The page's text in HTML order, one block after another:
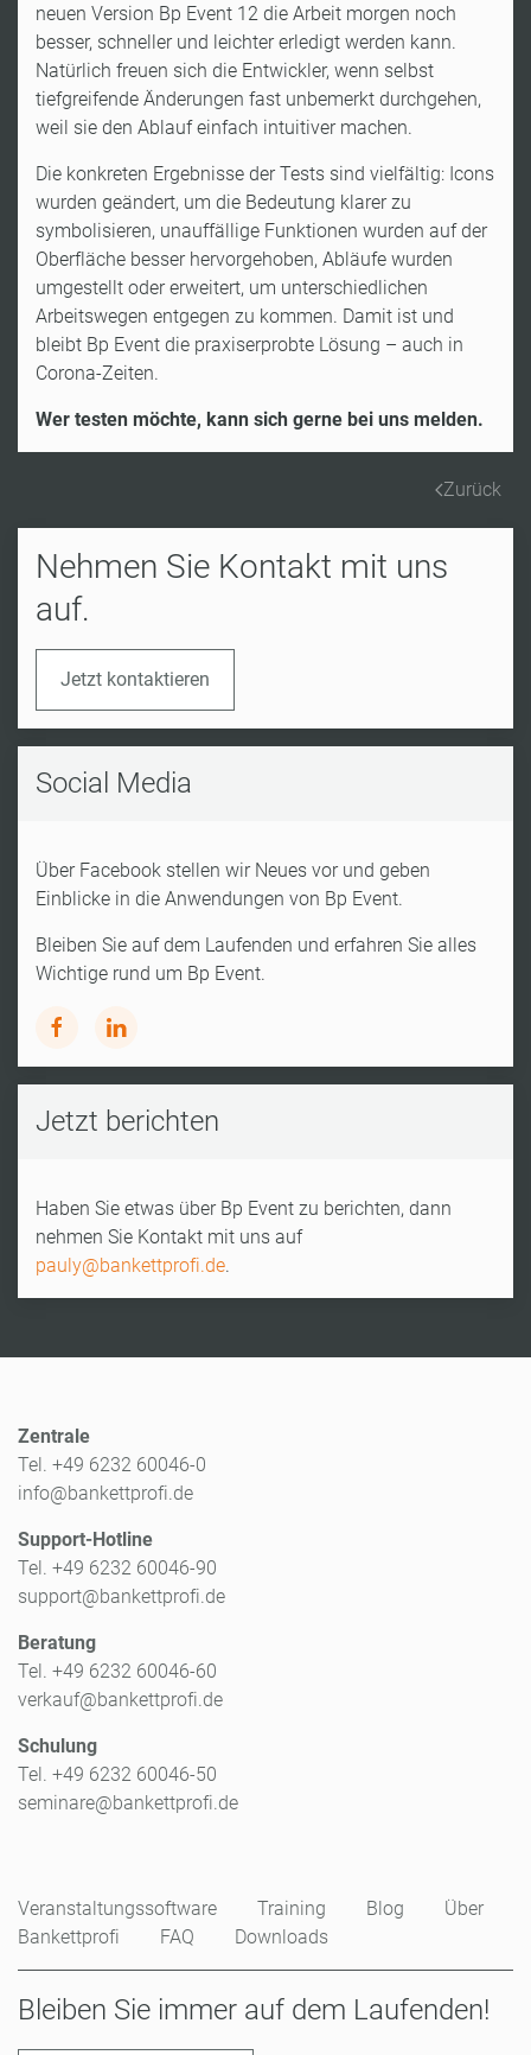
neuen Version Bp Event 12 die Arbeit morgen noch
besser, schneller und leichter erledigt werden kann.
Natürlich freuen sich die Entwickler, wenn selbst
tiefgreifende Änderungen fast unbemerkt durchgehen,
weil sie den Ablauf einfach intuitiver machen.
Die konkreten Ergebnisse der Tests sind vielfältig: Icons
wurden geändert, um die Bedeutung klarer zu
symbolisieren, unauffällige Funktionen wurden auf der
Oberfläche besser hervorgehoben, Abläufe wurden
umgestellt oder erweitert, um unterschiedlichen
Arbeitswegen entgegen zu kommen. Damit ist und
bleibt Bp Event die praxiserprobte Lösung – auch in
Corona-Zeiten.
Wer testen möchte, kann sich gerne bei uns melden.
Zurück
Nehmen Sie Kontakt mit uns
auf.
Jetzt kontaktieren
Social Media
Über Facebook stellen wir Neues vor und geben
Einblicke in die Anwendungen von Bp Event.
Bleiben Sie auf dem Laufenden und erfahren Sie alles
Wichtige rund um Bp Event.
Jetzt berichten
Haben Sie etwas über Bp Event zu berichten, dann
nehmen Sie Kontakt mit uns auf
pauly@bankettprofi.de.
Zentrale
Tel. +49 6232 60046-0
info@bankettprofi.de
Support-Hotline
Tel. +49 6232 60046-90
support@bankettprofi.de
Beratung
Tel. +49 6232 60046-60
verkauf@bankettprofi.de
Schulung
Tel. +49 6232 60046-50
seminare@bankettprofi.de
Veranstaltungssoftware Training Blog
Über
Bankettprofi
FAQ Downloads
Bleiben Sie immer auf dem Laufenden!